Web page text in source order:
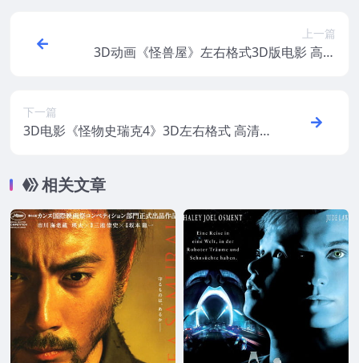
上一篇
3D动画《怪兽屋》左右格式3D版电影 高清
下一篇
3D电影《怪物史瑞克4》3D左右格式 高清
相关文章